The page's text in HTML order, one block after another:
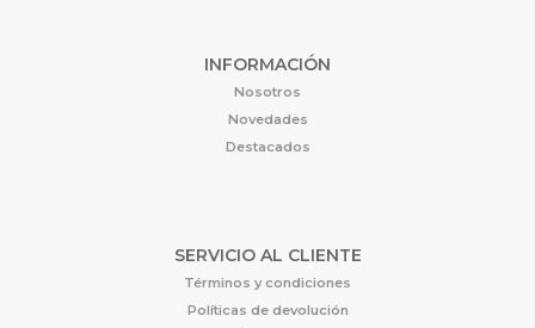
INFORMACIÓN
Nosotros
Novedades
Destacados
SERVICIO AL CLIENTE
Términos y condiciones
Políticas de devolución